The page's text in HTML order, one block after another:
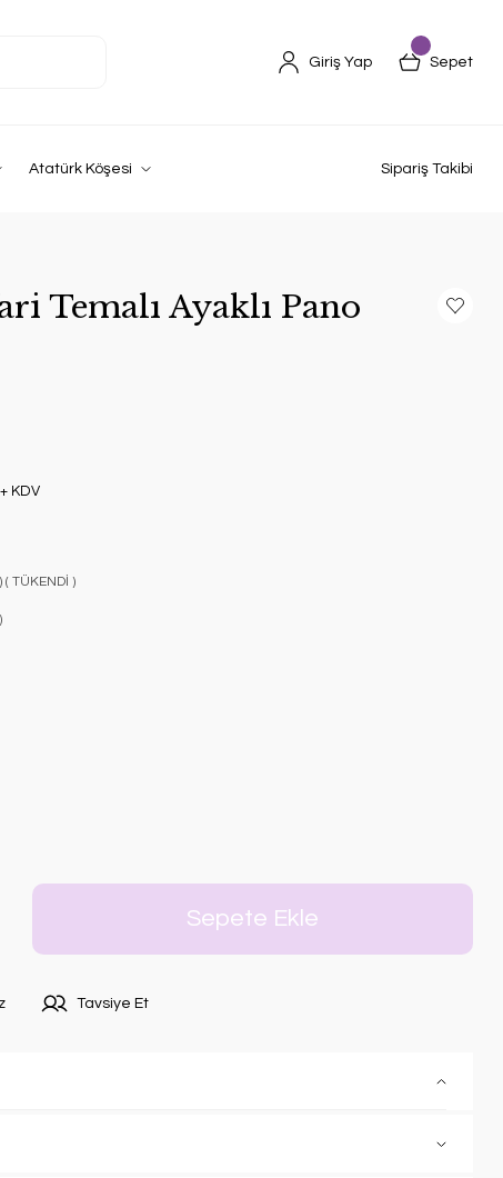
Giriş Yap Sepet
Atatürk Köşesi Sipariş Takibi
Temalı Ayaklı Pano
KDV
TÜKENDİ )
Sepete Ekle
Tavsiye Et